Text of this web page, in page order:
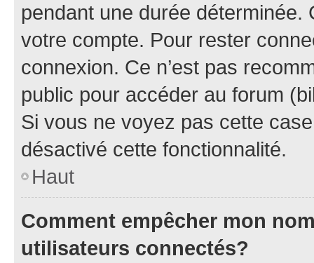
pendant une durée déterminée.
votre compte. Pour rester
connexion. Ce n’est pas
public pour accéder au forum
Si vous ne voyez pas cette
désactivé cette fonctionnalité.
Haut
Comment empêcher mon
utilisateurs connectés?